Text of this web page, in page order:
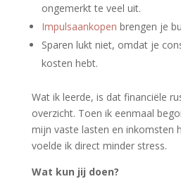
ongemerkt te veel uit.
Impulsaankopen brengen je
Sparen lukt niet, omdat je
kosten hebt.
Wat ik leerde, is dat financiële
overzicht. Toen ik eenmaal
mijn vaste lasten en inkomsten
voelde ik direct minder stress.
Wat kun jij doen?